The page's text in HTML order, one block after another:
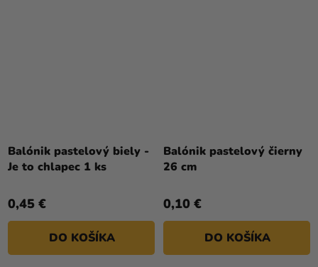
Balónik pastelový biely -
Je to chlapec 1 ks
0,45 €
DO KOŠÍKA
Balónik pastelový čierny
26 cm
0,10 €
DO KOŠÍKA